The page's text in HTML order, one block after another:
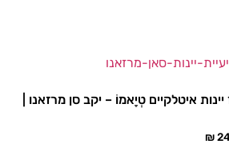
איטלקיים טְיָאמוֹ – יקב סן מרזאנו |
₪